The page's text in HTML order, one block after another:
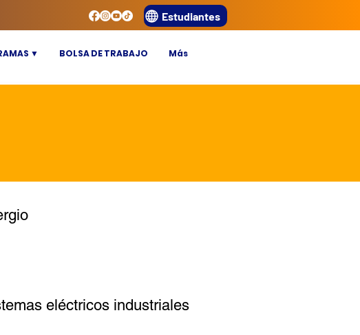
Estudiantes
▼ BOLSA DE TRABAJO Más
eléctricos industriales